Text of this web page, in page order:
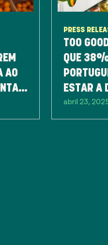
AO
PRESS
TOO
QUE
ESTAR A
ESTADO
abril 23,